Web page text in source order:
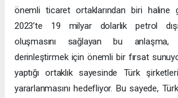
önemli ticaret ortaklarından biri haline
2023’te 19 milyar dolarlık petrol
oluşmasını sağlayan bu anlaşma,
derinleştirmek için önemli bir fırsat
yaptığı ortaklık sayesinde Türk
yararlanmasını hedefliyor. Bu sayede,